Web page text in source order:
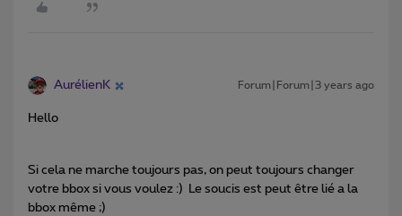
AurélienK Forum|Forum|3 years ago
Hello
Si cela ne marche toujours pas, on peut toujours changer
votre bbox si vous voulez :) Le soucis est peut être lié a la
bbox même ;)